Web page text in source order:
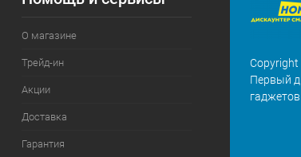
О магазине
Трейд-ин
Акции
Доставка
Гарантия
Copyright
Первый